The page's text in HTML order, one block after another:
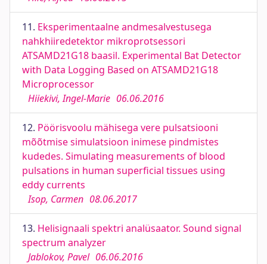
11. Eksperimentaalne andmesalvestusega
nahkhiiredetektor mikroprotsessori
ATSAMD21G18 baasil. Experimental Bat Detector
with Data Logging Based on ATSAMD21G18
Microprocessor
Hiiekivi, Ingel-Marie 06.06.2016
12. Pöörisvoolu mähisega vere pulsatsiooni
mõõtmise simulatsioon inimese pindmistes
kudedes. Simulating measurements of blood
pulsations in human superficial tissues using
eddy currents
Isop, Carmen 08.06.2017
13. Helisignaali spektri analüsaator. Sound signal
spectrum analyzer
Jablokov, Pavel 06.06.2016